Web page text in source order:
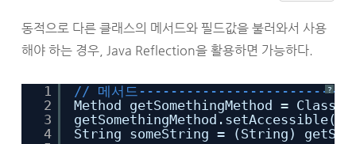
동적으로 다른 클래스의 메서드와 필드값을 불러와서 사용
해야 하는 경우, Java Reflection을 활용하면 가능하다.
?
1
2
3
4
// 메서드
Method getSomethingMethod =
getSomethingMethod.setAccessible(
String someString = (String)